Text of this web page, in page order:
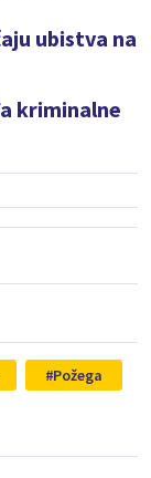
ubistva na
kriminalne
Požega